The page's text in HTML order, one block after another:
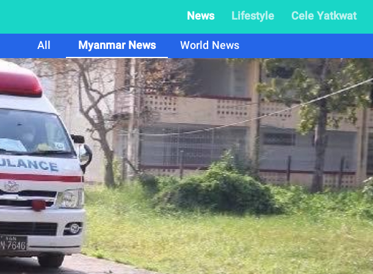
News Lifestyle Cele Yatkwat
All
Myanmar News
World News